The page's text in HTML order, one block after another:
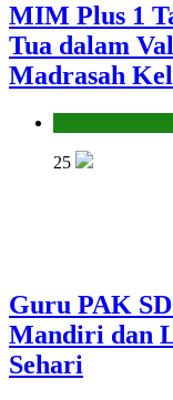
MIM Plus 1
Tua dalam
Madrasah
25
Guru PAK
Mandiri dan
Sehari